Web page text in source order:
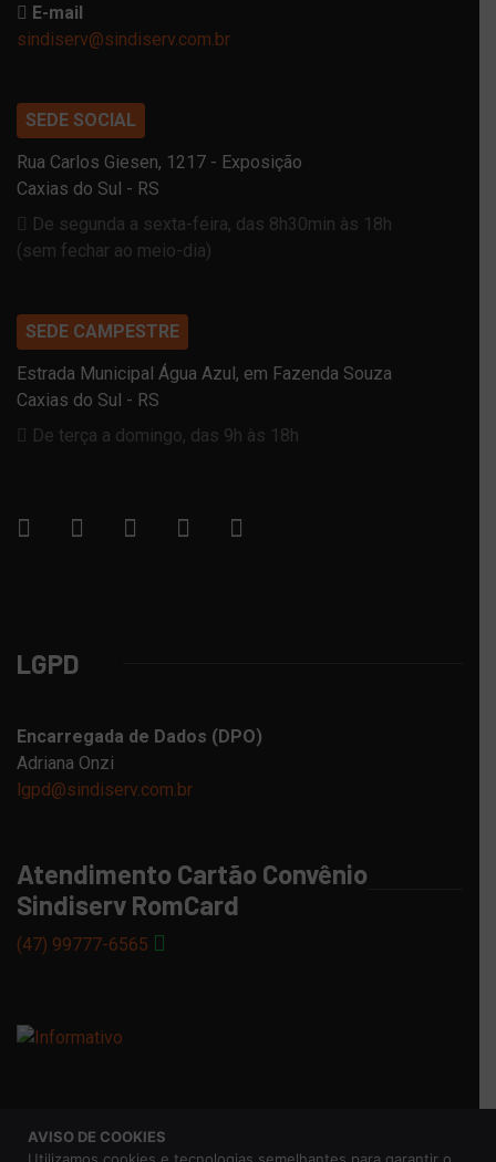
E-mail
sindiserv@sindiserv.com.br
SEDE SOCIAL
Rua Carlos Giesen, 1217 - Exposição
Caxias do Sul - RS
De segunda a sexta-feira, das 8h30min às 18h
(sem fechar ao meio-dia)
SEDE CAMPESTRE
Estrada Municipal Água Azul, em Fazenda Souza
Caxias do Sul - RS
De terça a domingo, das 9h às 18h
LGPD
Encarregada de Dados (DPO)
Adriana Onzi
lgpd@sindiserv.com.br
Atendimento Cartão Convênio
Sindiserv RomCard
(47) 99777-6565
© 2026 Sindicato dos Servidores Municipais de Caxias do
AVISO DE COOKIES